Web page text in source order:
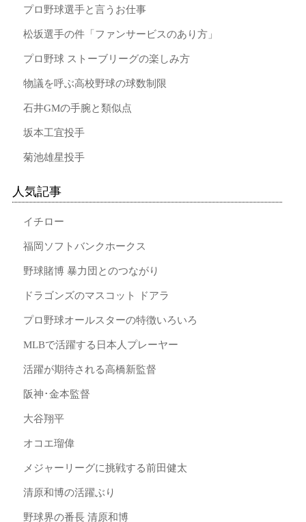
プロ野球選手と言うお仕事
松坂選手の件「ファンサービスのあり方」
プロ野球 ストーブリーグの楽しみ方
物議を呼ぶ高校野球の球数制限
石井GMの手腕と類似点
坂本工宜投手
菊池雄星投手
人気記事
イチロー
福岡ソフトバンクホークス
野球賭博 暴力団とのつながり
ドラゴンズのマスコット ドアラ
プロ野球オールスターの特徴いろいろ
MLBで活躍する日本人プレーヤー
活躍が期待される高橋新監督
阪神･金本監督
大谷翔平
オコエ瑠偉
メジャーリーグに挑戦する前田健太
清原和博の活躍ぶり
野球界の番長 清原和博